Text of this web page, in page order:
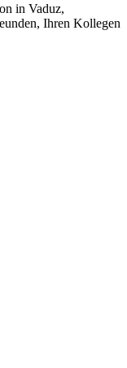
in Vaduz,
Ihren Kollegen